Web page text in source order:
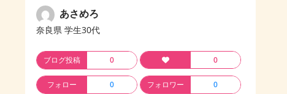
あさめろ
奈良県 学生30代
ブログ投稿 0 0
フォロー 0 フォロワー 0